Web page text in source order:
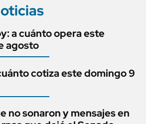
a cuánto opera este
agosto
cotiza este domingo 9
no sonaron y mensajes en